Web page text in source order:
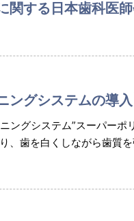
関する日本歯科医
ングシステムの導入
ングシステム”スーパー
、歯を白くしながら歯質